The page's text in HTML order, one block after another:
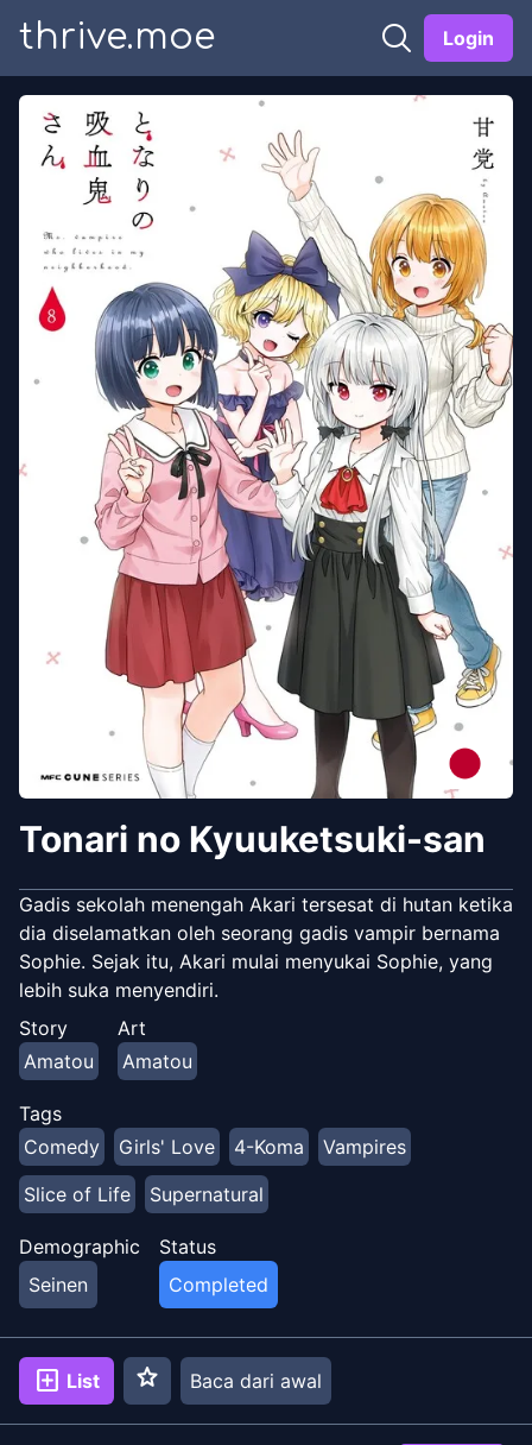
thrive.moe Login
Tonari no Kyuuketsuki-san
Gadis sekolah menengah Akari tersesat di hutan ketika
dia diselamatkan oleh seorang gadis vampir bernama
Sophie. Sejak itu, Akari mulai menyukai Sophie, yang
lebih suka menyendiri.
Story
Amatou
Art
Amatou
Tags
Comedy
Girls' Love 4-Koma
Vampires
Slice of Life
Supernatural
Demographic
Seinen
Status
Completed
add_box List star Baca dari awal